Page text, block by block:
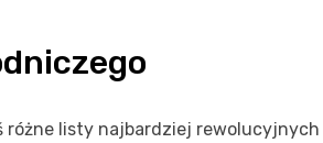
różne listy najbardziej